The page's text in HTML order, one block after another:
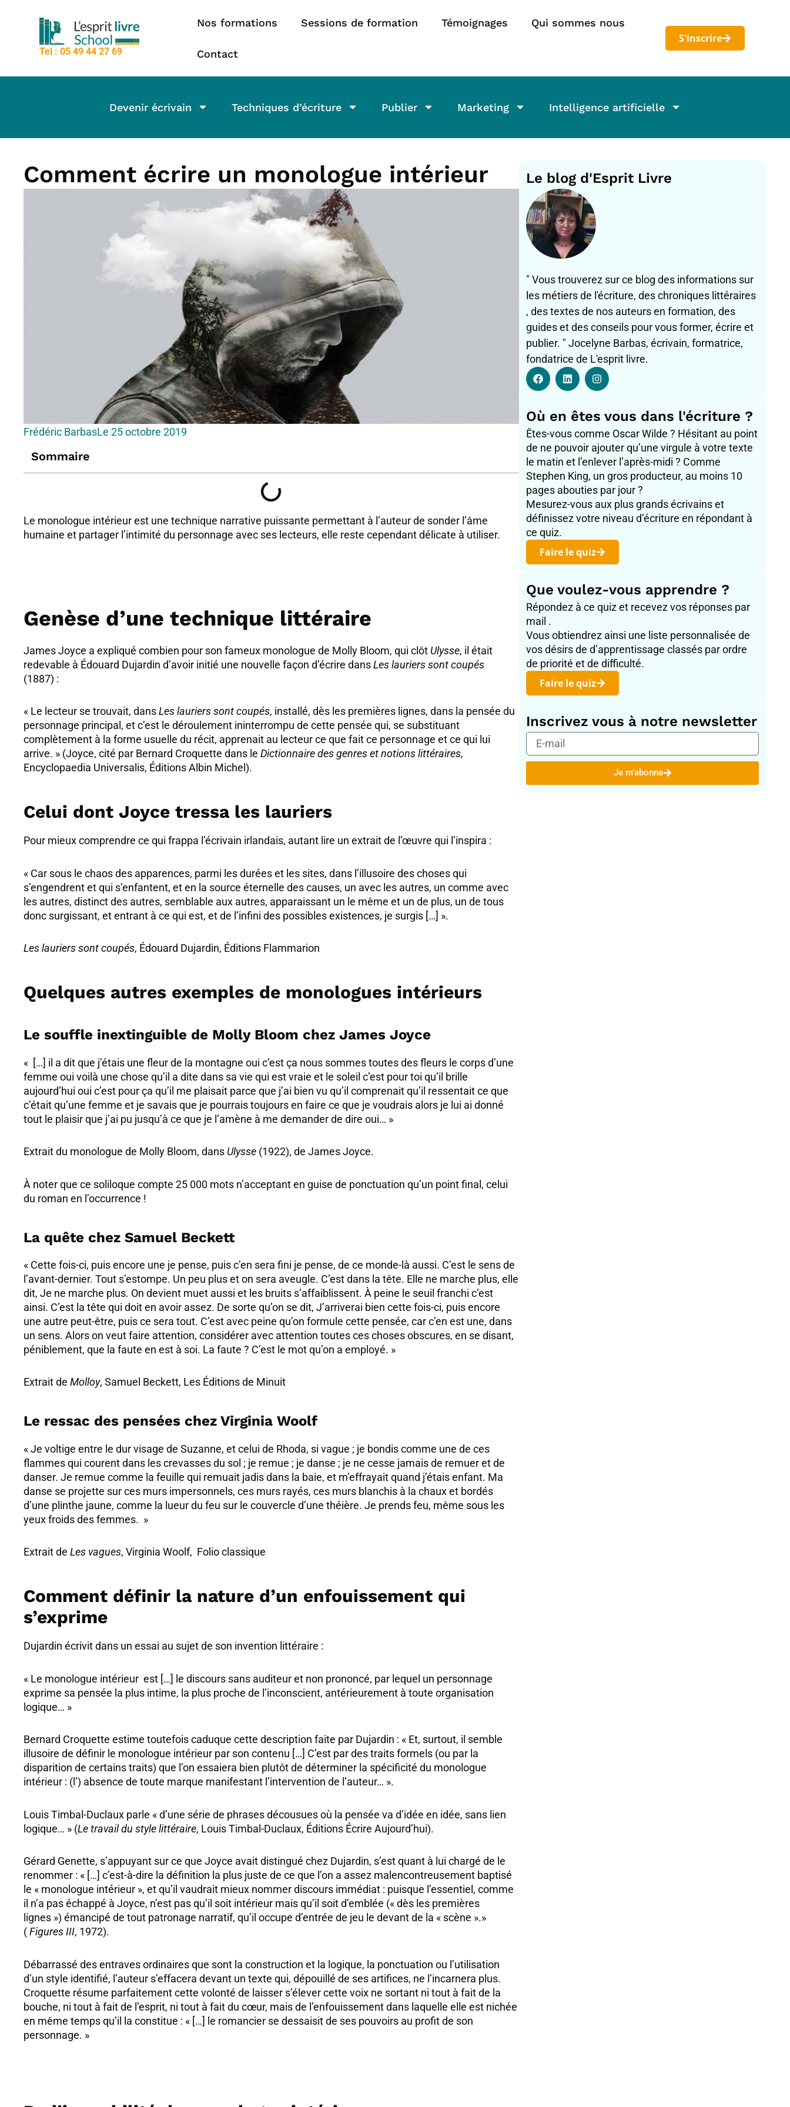
Tel : 05 49 44 27 69
Nos formations Sessions de formation Témoignages Qui sommes nous
Contact
S'inscrire
Devenir écrivain Techniques d’écriture Publier Marketing Intelligence artificielle
Le blog d'Esprit Livre
" Vous trouverez sur ce blog des informations sur
les métiers de l'écriture, des chroniques littéraires
, des textes de nos auteurs en formation, des
guides et des conseils pour vous former, écrire et
publier. " Jocelyne Barbas, écrivain, formatrice,
fondatrice de L'esprit livre.
F
a
c
b
o
o
k
L
i
n
d
i
n
I
n
s
a
g
r
a
m
Où en êtes vous dans l'écriture ?
Êtes-vous comme Oscar Wilde ? Hésitant au point
de ne pouvoir ajouter qu’une virgule à votre texte
le matin et l’enlever l’après-midi ? Comme
Stephen King, un gros producteur, au moins 10
pages abouties par jour ?
Mesurez-vous aux plus grands écrivains et
définissez votre niveau d’écriture en répondant à
ce quiz.
Faire le quiz
Que voulez-vous apprendre ?
Répondez à ce quiz et recevez vos réponses par
mail .
Vous obtiendrez ainsi une liste personnalisée de
vos désirs de d’apprentissage classés par ordre
de priorité et de difficulté.
Faire le quiz
Inscrivez vous à notre newsletter
mail
Je m’abonne
Comment écrire un monologue intérieur
Frédéric BarbasLe 25 octobre 2019
Sommaire
Le monologue intérieur est une technique narrative puissante permettant à l’auteur de sonder l’âme
humaine et partager l’intimité du personnage avec ses lecteurs, elle reste cependant délicate à utiliser.
Genèse d’une technique littéraire
James Joyce a expliqué combien pour son fameux monologue de Molly Bloom, qui clôt Ulysse, il était
redevable à Édouard Dujardin d’avoir initié une nouvelle façon d’écrire dansLes lauriers sont coupés
(1887) :
« Le lecteur se trouvait, dansLes lauriers sont coupés, installé, dès les premières lignes, dans la pensée du
personnage principal, et c’est le déroulement ininterrompu de cette pensée qui, se substituant
complètement à la forme usuelle du récit, apprenait au lecteur ce que fait ce personnage et ce qui lui
arrive. » (Joyce, cité par Bernard Croquette dans leDictionnaire des genres et notions littéraires,
Encyclopaedia Universalis, Éditions Albin Michel).
Celui dont Joyce tressa les lauriers
Pour mieux comprendre ce qui frappa l’écrivain irlandais, autant lire un extrait de l’œuvre qui l’inspira :
« Car sous le chaos des apparences, parmi les durées et les sites, dans l’illusoire des choses qui
s’engendrent et qui s’enfantent, et en la source éternelle des causes, un avec les autres, un comme avec
les autres, distinct des autres, semblable aux autres, apparaissant un le même et un de plus, un de tous
donc surgissant, et entrant à ce qui est, et de l’infini des possibles existences, je surgis […] ».
Les lauriers sont coupés, Édouard Dujardin, Éditions Flammarion
Quelques autres exemples de monologues intérieurs
Le souffle inextinguible de Molly Bloom chez James Joyce
« […] il a dit que j’étais une fleur de la montagne oui c’est ça nous sommes toutes des fleurs le corps d’une
femme oui voilà une chose qu’il a dite dans sa vie qui est vraie et le soleil c’est pour toi qu’il brille
aujourd’hui oui c’est pour ça qu’il me plaisait parce que j’ai bien vu qu’il comprenait qu’il ressentait ce que
c’était qu’une femme et je savais que je pourrais toujours en faire ce que je voudrais alors je lui ai donné
tout le plaisir que j’ai pu jusqu’à ce que je l’amène à me demander de dire oui… »
Extrait du monologue de Molly Bloom, dans Ulysse (1922), de James Joyce.
À noter que ce soliloque compte 25 000 mots n’acceptant en guise de ponctuation qu’un point final, celui
du roman en l’occurrence !
La quête chez Samuel Beckett
« Cette fois-ci, puis encore une je pense, puis c’en sera fini je pense, de ce monde-là aussi. C’est le sens de
l’avant-dernier. Tout s’estompe. Un peu plus et on sera aveugle. C’est dans la tête. Elle ne marche plus, elle
dit, Je ne marche plus. On devient muet aussi et les bruits s’affaiblissent. À peine le seuil franchi c’est
ainsi. C’est la tête qui doit en avoir assez. De sorte qu’on se dit, J’arriverai bien cette fois-ci, puis encore
une autre peut-être, puis ce sera tout. C’est avec peine qu’on formule cette pensée, car c’en est une, dans
un sens. Alors on veut faire attention, considérer avec attention toutes ces choses obscures, en se disant,
péniblement, que la faute en est à soi. La faute ? C’est le mot qu’on a employé. »
Extrait deMolloy, Samuel Beckett, Les Éditions de Minuit
Le ressac des pensées chez Virginia Woolf
« Je voltige entre le dur visage de Suzanne, et celui de Rhoda, si vague ; je bondis comme une de ces
flammes qui courent dans les crevasses du sol ; je remue ; je danse ; je ne cesse jamais de remuer et de
danser. Je remue comme la feuille qui remuait jadis dans la baie, et m’effrayait quand j’étais enfant. Ma
danse se projette sur ces murs impersonnels, ces murs rayés, ces murs blanchis à la chaux et bordés
d’une plinthe jaune, comme la lueur du feu sur le couvercle d’une théière. Je prends feu, même sous les
yeux froids des femmes. »
Extrait deLes vagues, Virginia Woolf, Folio classique
Comment définir la nature d’un enfouissement qui
s’exprime
Dujardin écrivit dans un essai au sujet de son invention littéraire :
« Le monologue intérieur est […] le discours sans auditeur et non prononcé, par lequel un personnage
exprime sa pensée la plus intime, la plus proche de l’inconscient, antérieurement à toute organisation
logique… »
Bernard Croquette estime toutefois caduque cette description faite par Dujardin : « Et, surtout, il semble
illusoire de définir le monologue intérieur par son contenu […] C’est par des traits formels (ou par la
disparition de certains traits) que l’on essaiera bien plutôt de déterminer la spécificité du monologue
intérieur : (l’) absence de toute marque manifestant l’intervention de l’auteur… ».
Louis Timbal-Duclaux parle « d’une série de phrases décousues où la pensée va d’idée en idée, sans lien
logique… » (Le travail du style littéraire, Louis Timbal-Duclaux, Éditions Écrire Aujourd’hui).
Gérard Genette, s’appuyant sur ce que Joyce avait distingué chez Dujardin, s’est quant à lui chargé de le
renommer : « […] c’est-à-dire la définition la plus juste de ce que l’on a assez malencontreusement baptisé
le « monologue intérieur », et qu’il vaudrait mieux nommer discours immédiat : puisque l’essentiel, comme
il n’a pas échappé à Joyce, n’est pas qu’il soit intérieur mais qu’il soit d’emblée (« dès les premières
lignes ») émancipé de tout patronage narratif, qu’il occupe d’entrée de jeu le devant de la « scène ».»
(Figures III, 1972).
Débarrassé des entraves ordinaires que sont la construction et la logique, la ponctuation ou l’utilisation
d’un style identifié, l’auteur s’effacera devant un texte qui, dépouillé de ses artifices, ne l’incarnera plus.
Croquette résume parfaitement cette volonté de laisser s’élever cette voix ne sortant ni tout à fait de la
bouche, ni tout à fait de l’esprit, ni tout à fait du cœur, mais de l’enfouissement dans laquelle elle est nichée
en même temps qu’il la constitue : « […] le romancier se dessaisit de ses pouvoirs au profit de son
personnage. »